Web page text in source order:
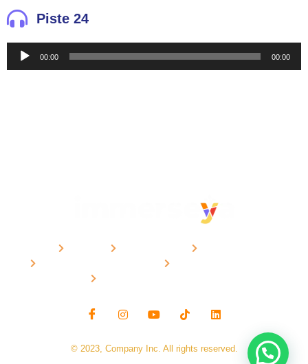
audio
Piste 24
Reproductor
de
00:00 00:00
© 2023, Company Inc. All rights reserved.